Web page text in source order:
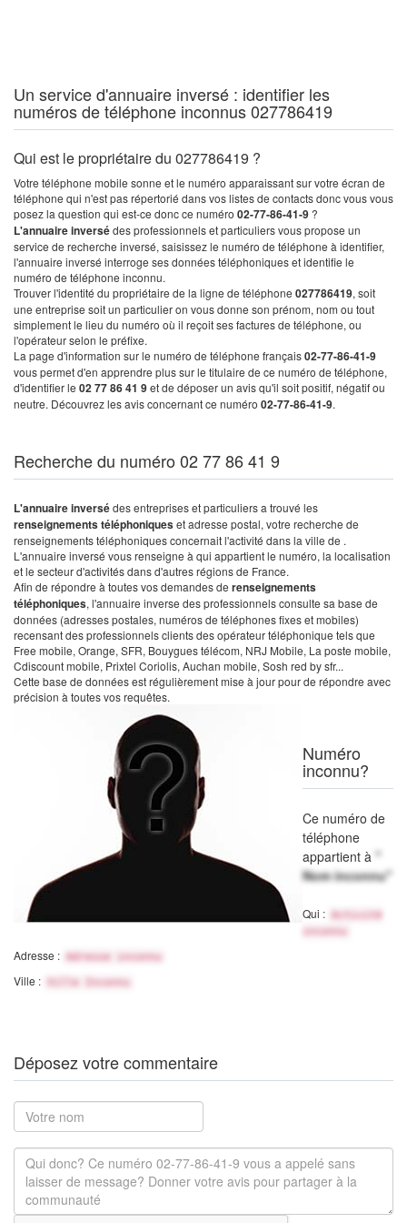
Un service d'annuaire inversé : identifier les
numéros de téléphone inconnus 027786419
Qui est le propriétaire du 027786419 ?
Votre téléphone mobile sonne et le numéro apparaissant sur votre écran de
téléphone qui n'est pas répertorié dans vos listes de contacts donc vous vous
posez la question qui est-ce donc ce numéro 02-77-86-41-9 ?
L'annuaire inversédes professionnels et particuliers vous propose un
service de recherche inversé, saisissez le numéro de téléphone à identifier,
l'annuaire inversé interroge ses données téléphoniques et identifie le
numéro de téléphone inconnu.
Trouver l'identité du propriétaire de la ligne de téléphone 027786419, soit
une entreprise soit un particulier on vous donne son prénom, nom ou tout
simplement le lieu du numéro où il reçoit ses factures de téléphone, ou
l'opérateur selon le préfixe.
La page d'information sur le numéro de téléphone français02-77-86-41-9
vous permet d'en apprendre plus sur le titulaire de ce numéro de téléphone,
d'identifier le 02 77 86 41 9et de déposer un avis qu'il soit positif, négatif ou
neutre. Découvrez les avis concernant ce numéro 02-77-86-41-9.
Recherche du numéro 02 77 86 41 9
L'annuaire inversédes entreprises et particuliers a trouvé les
renseignements téléphoniqueset adresse postal, votre recherche de
renseignements téléphoniques concernait l'activité dans la ville de .
L'annuaire inversé vous renseigne à qui appartient le numéro, la localisation
et le secteur d'activités dans d'autres régions de France.
Afin de répondre à toutes vos demandes de renseignements
téléphoniques, l'annuaire inverse des professionnels consulte sa base de
données (adresses postales, numéros de téléphones fixes et mobiles)
recensant des professionnels clients des opérateur téléphonique tels que
Free mobile, Orange, SFR, Bouygues télécom, NRJ Mobile, La poste mobile,
Cdiscount mobile, Prixtel Coriolis, Auchan mobile, Sosh red by sfr...
Cette base de données est régulièrement mise à jour pour de répondre avec
précision à toutes vos requêtes.
Numéro
inconnu?
Ce numéro de
téléphone
appartient à "
Nom inconnu"
Qui :
Activité
inconnu
Adresse : Adresse inconnu
Ville : Ville Inconnu
Déposez votre commentaire